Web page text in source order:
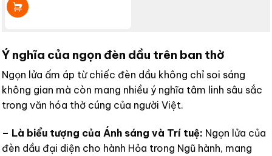
có
nhiều
Các
tùy
có
thể
chọn
trang
sản
phẩm
Ý nghĩa của ngọn đèn dầu trên ban thờ
Ngọn lửa ấm áp từ chiếc đèn dầu không chỉ soi sáng
không gian mà còn mang nhiều ý nghĩa tâm linh sâu sắc
trong văn hóa thờ cúng của người Việt.
– Là biểu tượng của Ánh sáng và Trí tuệ: Ngọn lửa của
đèn dầu đại diện cho hành Hỏa trong Ngũ hành, mang